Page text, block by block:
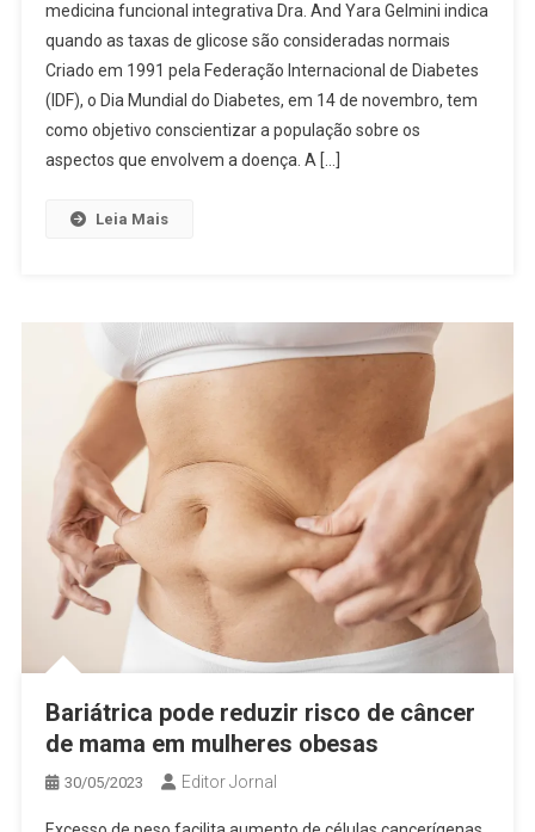
medicina funcional integrativa Dra. And Yara Gelmini indica
quando as taxas de glicose são consideradas normais
Criado em 1991 pela Federação Internacional de Diabetes
(IDF), o Dia Mundial do Diabetes, em 14 de novembro, tem
como objetivo conscientizar a população sobre os
aspectos que envolvem a doença. A […]
Leia Mais
Bariátrica pode reduzir risco de câncer
de mama em mulheres obesas
30/05/2023 Editor Jornal